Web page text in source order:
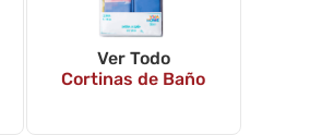
Ver Todo
Cortinas de Baño